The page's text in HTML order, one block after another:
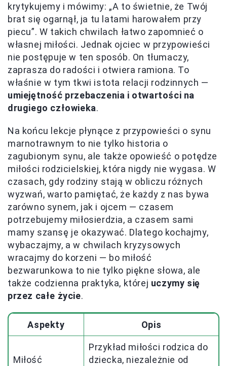
krytykujemy i mówimy: „A to świetnie, że Twój
brat się ogarnął, ja tu latami harowałem przy
piecu”. W takich chwilach łatwo zapomnieć o
własnej miłości. Jednak ojciec w przypowieści
nie postępuje w ten sposób. On tłumaczy,
zaprasza do radości i otwiera ramiona. To
właśnie w tym tkwi istota relacji rodzinnych —
umiejętność przebaczenia i otwartości na
drugiego człowieka.
Na końcu lekcje płynące z przypowieści o synu
marnotrawnym to nie tylko historia o
zagubionym synu, ale także opowieść o potędze
miłości rodzicielskiej, która nigdy nie wygasa. W
czasach, gdy rodziny stają w obliczu różnych
wyzwań, warto pamiętać, że każdy z nas bywa
zarówno synem, jak i ojcem — czasem
potrzebujemy miłosierdzia, a czasem sami
mamy szansę je okazywać. Dlatego kochajmy,
wybaczajmy, a w chwilach kryzysowych
wracajmy do korzeni — bo miłość
bezwarunkowa to nie tylko piękne słowa, ale
także codzienna praktyka, której uczymy się
przez całe życie.
Aspekty Opis
Miłość
Przykład miłości rodzica do
dziecka, niezależnie od